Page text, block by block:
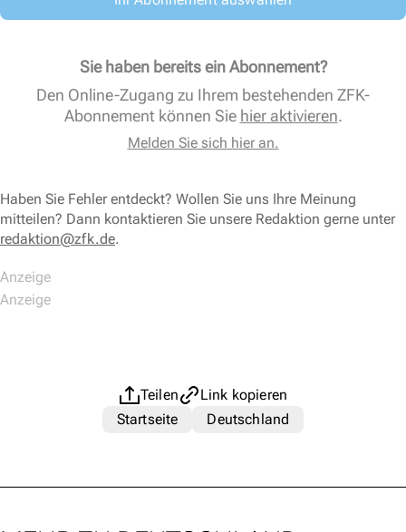
Sie haben bereits ein Abonnement?
Den Online-Zugang zu Ihrem bestehenden ZFK-
Abonnement können Sie hier aktivieren.
Melden Sie sich hier an.
Haben Sie Fehler entdeckt? Wollen Sie uns Ihre Meinung
mitteilen? Dann kontaktieren Sie unsere Redaktion gerne unter
redaktion@zfk.de.
Teilen
Link kopieren
Startseite
Deutschland